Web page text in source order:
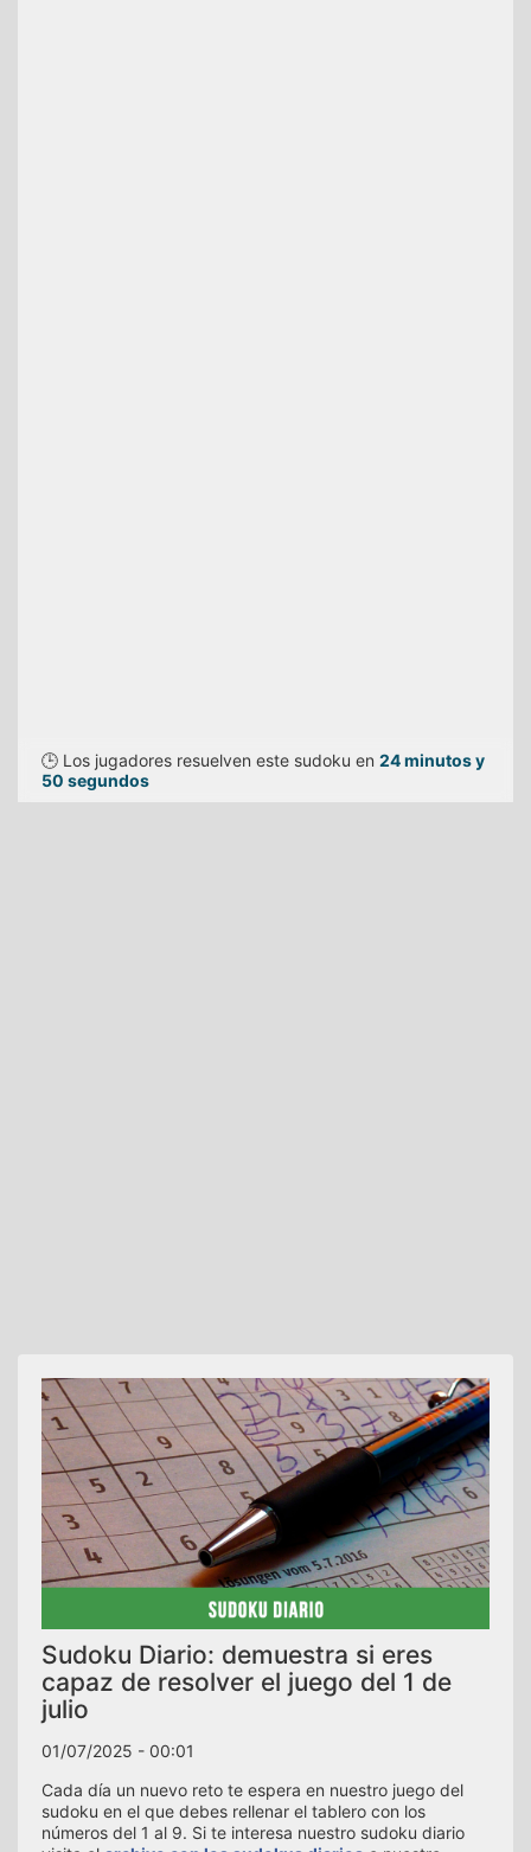
🕒 Los jugadores resuelven este sudoku en 24 minutos y
50 segundos
Sudoku Diario: demuestra si eres
capaz de resolver el juego del 1 de
julio
01/07/2025 - 00:01
Cada día un nuevo reto te espera en nuestro juego del
sudoku en el que debes rellenar el tablero con los
números del 1 al 9. Si te interesa nuestro sudoku diario